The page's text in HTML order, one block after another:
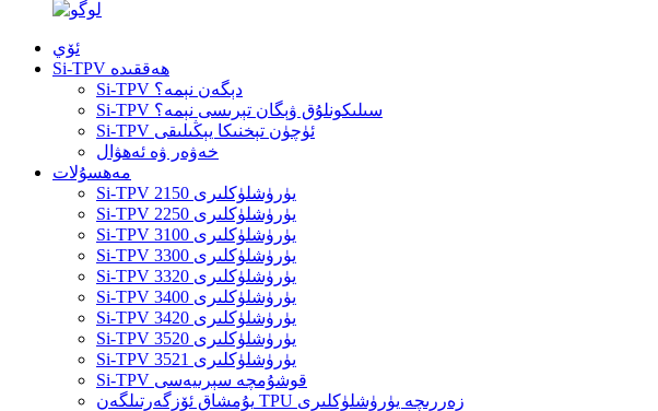
ئۆي
Si-TPV ھەققىدە
Si-TPV دېگەن نېمە؟
Si-TPV سىلىكونلۇق ۋېگان تېرىسى نېمە؟
Si-TPV ئۈچۈن تېخنىكا يېڭىلىقى
خەۋەر ۋە ئەھۋال
مەھسۇلات
Si-TPV 2150 يۈرۈشلۈكلىرى
Si-TPV 2250 يۈرۈشلۈكلىرى
Si-TPV 3100 يۈرۈشلۈكلىرى
Si-TPV 3300 يۈرۈشلۈكلىرى
Si-TPV 3320 يۈرۈشلۈكلىرى
Si-TPV 3400 يۈرۈشلۈكلىرى
Si-TPV 3420 يۈرۈشلۈكلىرى
Si-TPV 3520 يۈرۈشلۈكلىرى
Si-TPV 3521 يۈرۈشلۈكلىرى
Si-TPV قوشۇمچە سېرىيەسى
يۇمشاق ئۆزگەرتىلگەن TPU زەررىچە يۈرۈشلۈكلىرى